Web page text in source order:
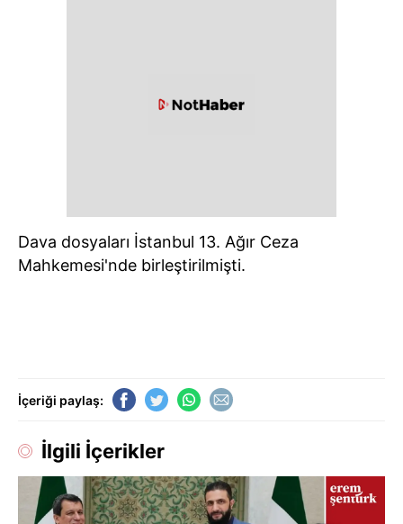
Dava dosyaları İstanbul 13. Ağır Ceza
Mahkemesi'nde birleştirilmişti.
İçeriği paylaş:
İlgili İçerikler